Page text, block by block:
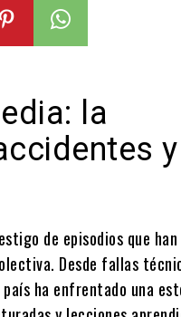
la
de episodios que han
Desde fallas
ha enfrentado una